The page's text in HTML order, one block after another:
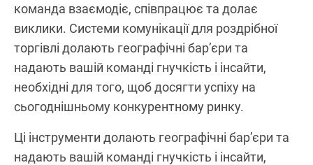
команда взаємодіє, співпрацює та долає
виклики. Системи комунікації для роздрібної
торгівлі долають географічні бар’єри та
надають вашій команді гнучкість і інсайти,
необхідні для того, щоб досягти успіху на
сьогоднішньому конкурентному ринку.
Ці інструменти долають географічні бар’єри та
надають вашій команді гнучкість і інсайти,